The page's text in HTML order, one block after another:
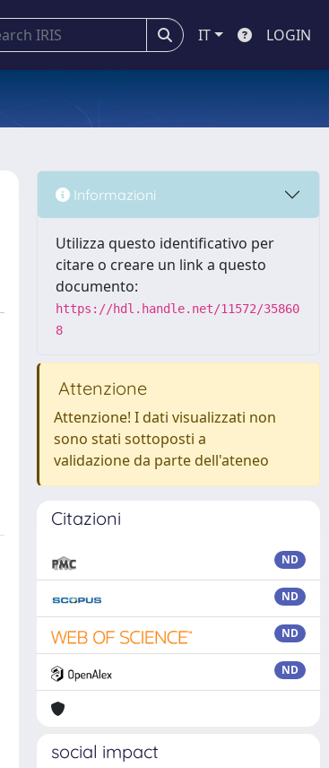
IT LOGIN
Informazioni
Utilizza questo identificativo per
citare o creare un link a questo
documento:
https://hdl.handle.net/11572/35860
8
Attenzione
Attenzione! I dati visualizzati non
sono stati sottoposti a
validazione da parte dell'ateneo
Citazioni
ND
ND
ND
ND
social impact